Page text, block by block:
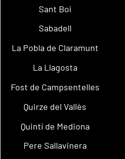
Sant Boi
Sabadell
La Pobla de Claramunt
La Llagosta
Fost de Campsentelles
Quirze del Vallès
Quintí de Mediona
Pere Sallavinera